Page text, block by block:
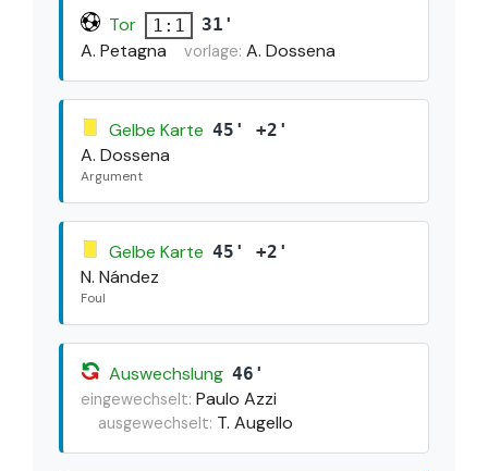
Tor 1:1 31'
A. Petagna vorlage: A. Dossena
Gelbe Karte 45' +2'
A. Dossena
Argument
Gelbe Karte 45' +2'
N. Nández
Foul
Auswechslung 46'
eingewechselt: Paulo Azzi
ausgewechselt: T. Augello